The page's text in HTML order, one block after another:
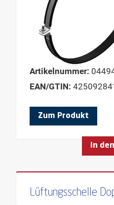
Artikelnummer:
EAN/GTIN:
Zum Produkt
In
Lüftungsschelle